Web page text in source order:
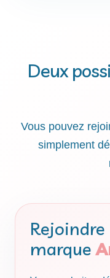
Deux
Vous pouvez
simplement
marque